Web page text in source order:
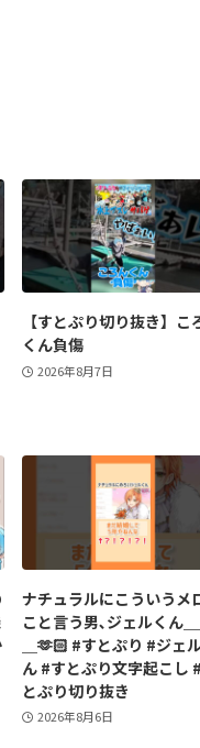
【すとぷり切り抜き】こ
くん負傷
2026年8月7日
ナチュラルにこういうメ
こと言う男､ジェルくん＿
＿🫶🏻 #すとぷり #ジェ
ん #すとぷり文字起こし
とぷり切り抜き
2026年8月6日